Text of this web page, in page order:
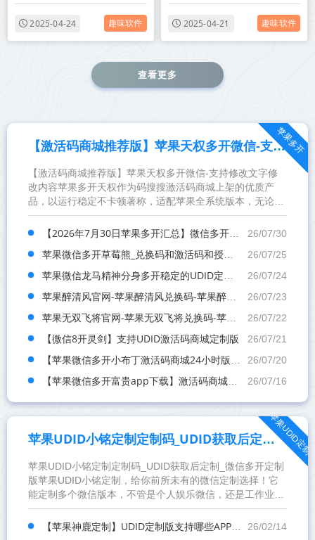
2025-04-24 趣味软件
电 64 位 / 雷神 / 雷神 64 位
2025-04-21 趣味软件
查看更多
苹果多开
【激活码商城推荐版】苹果天权多开微信-支持修改文字修改内容
【激活码商城推荐版】苹果天权多开微信-支持修改文字修
改内容苹果多开天权作为码搜搜激活码商城上架的优质产
品，以运行稳定不卡顿著称，适配苹果全系统版本，无论是
朋友圈转发、定时群发，还是其他核心功能，都能轻松驾
驭，带来流畅...
26/07/30
【2026年7月30日苹果多开汇总】微信多开开阳新品上市
26/07/25
苹果微信多开草莓熊_兑换码和激活码和授权码和外侧码还有活动码如何分辨
26/07/24
苹果微信龙马精神分身多开稳定的UDID定制,邀请兑换码购买
26/07/23
苹果醉清风官网-苹果醉清风兑换码-苹果醉清风邀请码
26/07/22
苹果无双飞将官网-苹果无双飞将兑换码-苹果无双飞将邀请码
26/07/21
【微信8开灵剑】支持UDID激活码商城定制版
26/07/20
【苹果微信多开小布丁激活码商城24小时版本】支持修改步数-朋友圈发1小时视频
26/07/16
【苹果微信多开富贵app下载】激活码商城分发版本-兑换码模式兑换
苹果UDID定制
苹果UDID小铭定制定制码_UDID获取后定制_微信多开定制版
苹果UDID小铭定制定制码_UDID获取后定制_微信多开定制
版苹果UDID小铭定制，给你前所未有的微信定制选择！它
能定制多个微信版本，不管是个人娱乐微信，还是工作业务
微信，都能分得明明白白。主题版能让微信界面随你心意...
26/02/14
【苹果神鹿定制】UDID定制版支持哪些APP的多开定制